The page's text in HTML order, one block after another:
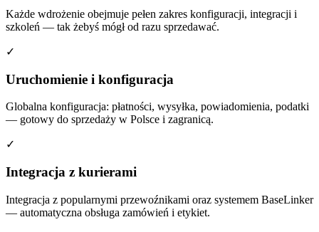
Każde wdrożenie obejmuje pełen zakres konfiguracji, integracji i
szkoleń — tak żebyś mógł od razu sprzedawać.
✓
Uruchomienie i konfiguracja
Globalna konfiguracja: płatności, wysyłka, powiadomienia, podatki
— gotowy do sprzedaży w Polsce i zagranicą.
✓
Integracja z kurierami
Integracja z popularnymi przewoźnikami oraz systemem BaseLinker
— automatyczna obsługa zamówień i etykiet.